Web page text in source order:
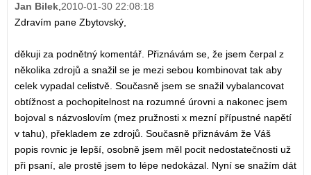
Jan Bilek,2010-01-30 22:08:18
Zdravím pane Zbytovský,
děkuji za podnětný komentář. Přiznávám se, že jsem čerpal z
několika zdrojů a snažil se je mezi sebou kombinovat tak aby
celek vypadal celistvě. Současně jsem se snažil vybalancovat
obtížnost a pochopitelnost na rozumné úrovni a nakonec jsem
bojoval s názvoslovím (mez pružnosti x mezní přípustné napětí
v tahu), překladem ze zdrojů. Současně přiznávám že Váš
popis rovnic je lepší, osobně jsem měl pocit nedostatečnosti už
při psaní, ale prostě jsem to lépe nedokázal. Nyní se snažím dát